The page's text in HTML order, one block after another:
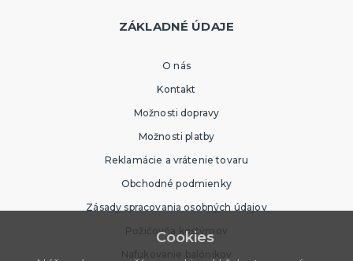
ZÁKLADNÉ ÚDAJE
O nás
Kontakt
Možnosti dopravy
Možnosti platby
Reklamácie a vrátenie tovaru
Obchodné podmienky
Zásady spracovania osobných údajov
Požičovňa kostýmov
Nafukovanie balónikov
Cookies